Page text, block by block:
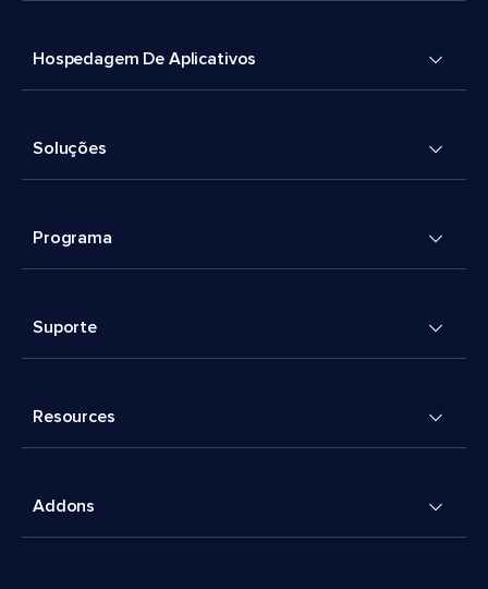
Hospedagem De Aplicativos
Soluções
Programa
Suporte
Resources
Addons